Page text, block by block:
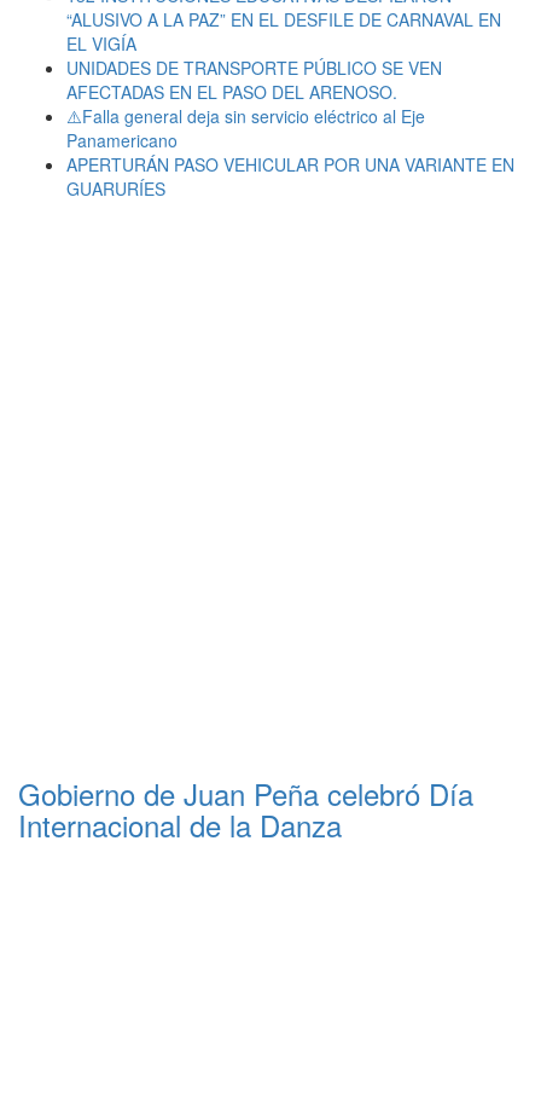
“ALUSIVO A LA PAZ” EN EL DESFILE DE CARNAVAL EN
EL VIGÍA
UNIDADES DE TRANSPORTE PÚBLICO SE VEN
AFECTADAS EN EL PASO DEL ARENOSO.
⚠️Falla general deja sin servicio eléctrico al Eje
Panamericano
APERTURÁN PASO VEHICULAR POR UNA VARIANTE EN
GUARURÍES
Gobierno de Juan Peña celebró Día
Internacional de la Danza